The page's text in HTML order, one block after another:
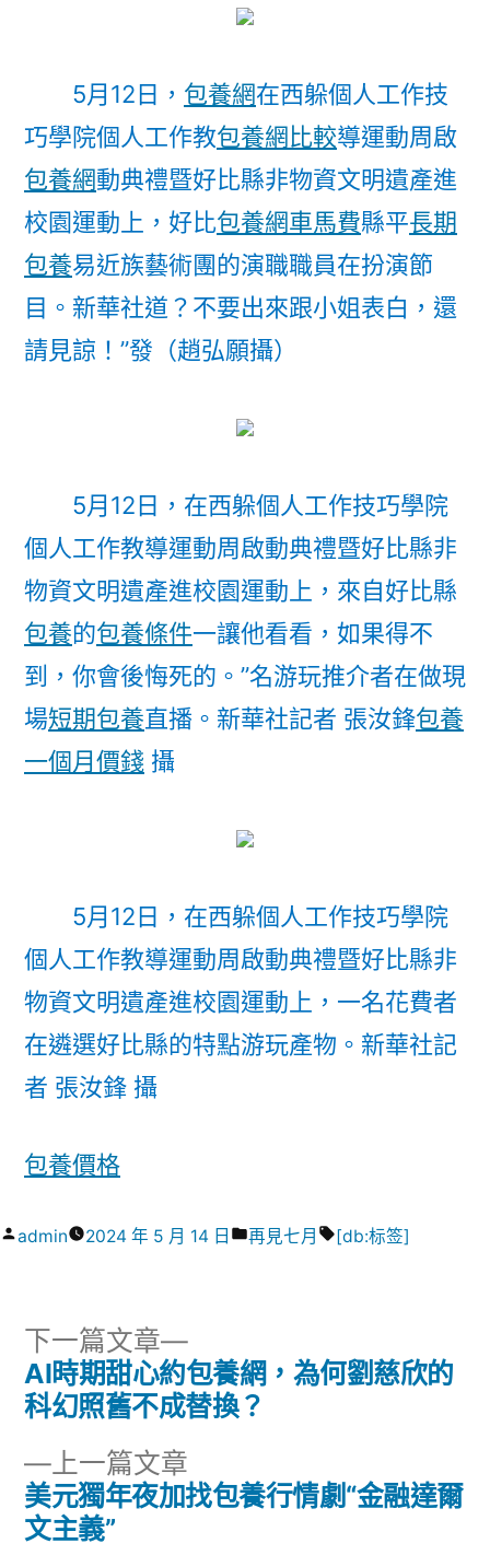
5月12日， 包養網在西躲個人工作技
巧學院個人工作教包養網比較導運動周啟
包養網動典禮暨好比縣非物資文明遺產進
校園運動上，好比包養網車馬費縣平長期
包養易近族藝術團的演職職員在扮演節
目。 新華社道？不要出來跟小姐表白，還
請見諒！”發（趙弘願攝）
5月12日，在西躲個人工作技巧學院
個人工作教導運動周啟動典禮暨好比縣非
物資文明遺產進校園運動上，來自好比縣
包養的包養條件一讓他看看，如果得不
到，你會後悔死的。”名游玩推介者在做現
場短期包養直播。 新華社記者 張汝鋒包養
一個月價錢 攝
5月12日，在西躲個人工作技巧學院
個人工作教導運動周啟動典禮暨好比縣非
物資文明遺產進校園運動上，一名花費者
在遴選好比縣的特點游玩產物。 新華社記
者 張汝鋒 攝
包養價格
作
admin 2024 年 5 月 14 日
分
再見七月
標
[db:标签]
文
導
覽
上一篇文章
一
美元獨年夜加找包養行情劇“金融達爾
文主義”
下一篇文章
下
一
篇
AI時期甜心約包養網，為何劉慈欣的
科幻照舊不成替換？